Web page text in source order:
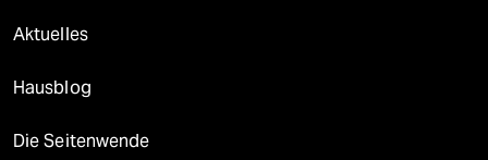
Aktuelles
Hausblog
Die Seitenwende